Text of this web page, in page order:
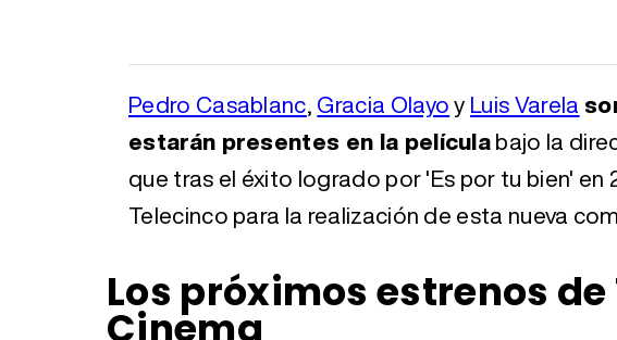
Pedro Casablanc,Gracia OlayoyLuis Varela
estarán presentes en la películabajo la
que tras el éxito logrado por 'Es por tu bien' en
Telecinco para la realización de esta nueva
Los próximos estrenos
Cinema